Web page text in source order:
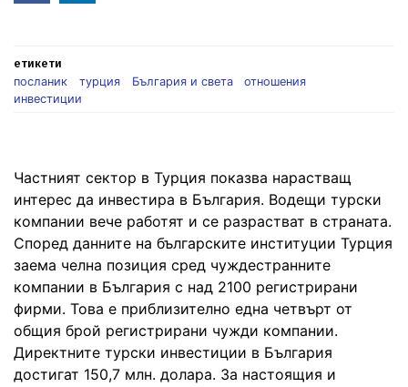
in
етикети
посланик
турция България и света
отношения
инвестиции
Частният сектор в Турция показва нарастващ
интерес да инвестира в България. Водещи турски
компании вече работят и се разрастват в страната.
Според данните на българските институции Турция
заема челна позиция сред чуждестранните
компании в България с над 2100 регистрирани
фирми. Това е приблизително една четвърт от
общия брой регистрирани чужди компании.
Директните турски инвестиции в България
достигат 150,7 млн. долара. За настоящия и